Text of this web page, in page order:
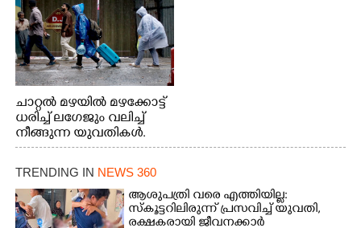
ചാറ്റൽ മഴയിൽ മഴക്കോട്ട്
ധരിച്ച് ലഗേജും വലിച്ച്
നീങ്ങുന്ന യുവതികൾ.
എറണാകുളം മേനകയിൽ
നിന്നുള്ള കാഴ്ച
TRENDING IN NEWS 360
ആശുപത്രി വരെ എത്തിയില്ല:
സ്കൂട്ടറിലിരുന്ന് പ്രസവിച്ച് യുവതി,
രക്ഷകരായി ജീവനക്കാർ